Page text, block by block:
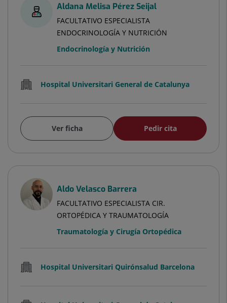
Aldana Melisa Pérez Seijal
FACULTATIVO ESPECIALISTA
ENDOCRINOLOGÍA Y NUTRICIÓN
Endocrinología y Nutrición
Hospital Universitari General de Catalunya
Ver ficha Pedir cita
Aldo Velasco Barrera
FACULTATIVO ESPECIALISTA CIR.
ORTOPÉDICA Y TRAUMATOLOGÍA
Traumatología y Cirugía Ortopédica
Hospital Universitari Quirónsalud Barcelona